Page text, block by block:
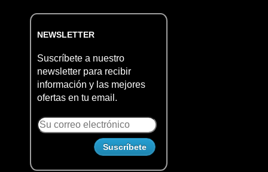
NEWSLETTER
Suscríbete a nuestro
newsletter para recibir
información y las mejores
ofertas en tu email.